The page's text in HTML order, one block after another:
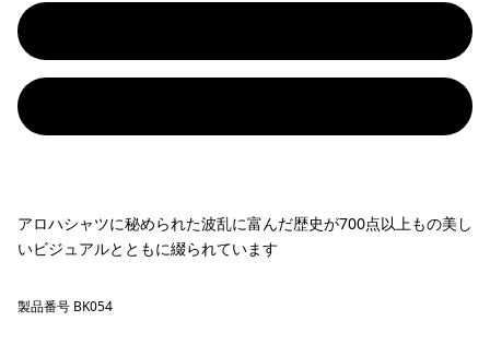
アロハシャツに秘められた波乱に富んだ歴史が700点以上もの美し
いビジュアルとともに綴られています
製品番号 BK054